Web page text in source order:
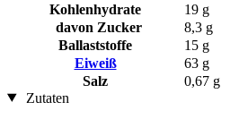
Kohlenhydrate
19 g
davon Zucker
8,3 g
Ballaststoffe
15 g
Eiweiß
63 g
Salz
0,67 g
Zutaten